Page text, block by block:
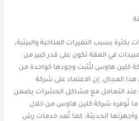
بسبب التغيرات المناخية والبيئية،
في العقة تكون على قدر كبير من
كلين هاوس لتُثبت وجودها كواحدة من
المجال. إن الاعتماد على شركة
عند التعامل مع مشاكل الحشرات يضمن
ما تُوفره شركة كلين هاوس من خلال
الحديثة. كما تُعد خدمات رش